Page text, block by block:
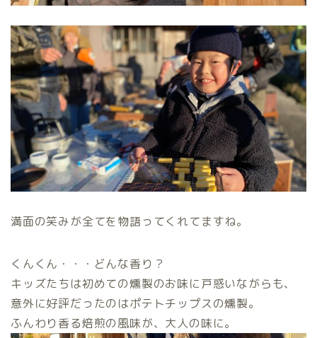
満面の笑みが全てを物語ってくれてますね。
くんくん・・・どんな香り？
キッズたちは初めての燻製のお味に戸惑いながらも、
意外に好評だったのはポテトチップスの燻製。
ふんわり香る焙煎の風味が、大人の味に。